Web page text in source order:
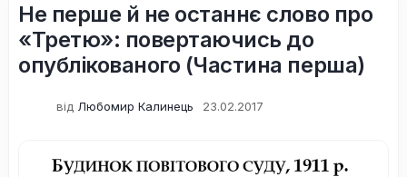
Не перше й не останнє слово про
«Третю»: повертаючись до
опублікованого (Частина перша)
від Любомир Калинець 23.02.2017